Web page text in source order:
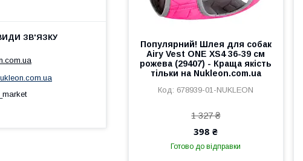
Популярний! Шлея для собак
Airy Vest ONE XS4 36-39 см
рожева (29407) - Краща якість
тільки на Nukleon.com.ua
678939-01-NUKLEON
1 327 ₴
398 ₴
Готово до відправки